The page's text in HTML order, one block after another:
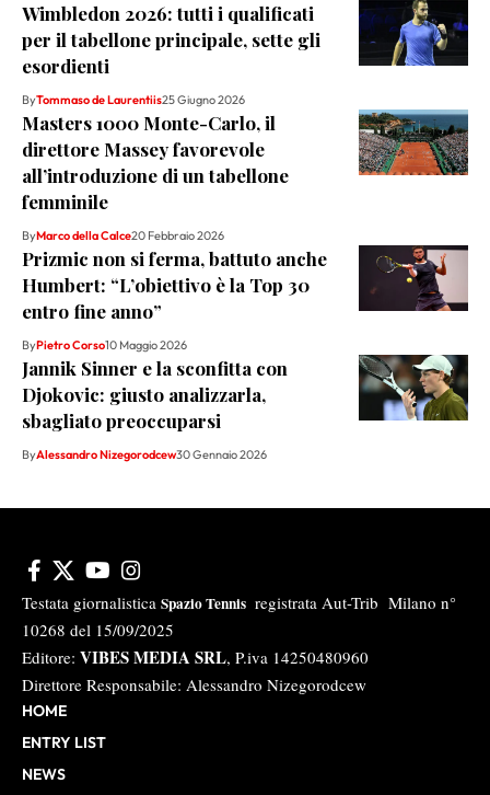
Wimbledon 2026: tutti i qualificati
per il tabellone principale, sette gli
esordienti
ByTommaso de Laurentiis25 Giugno 2026
Masters 1000 Monte-Carlo, il
direttore Massey favorevole
all’introduzione di un tabellone
femminile
ByMarco della Calce20 Febbraio 2026
Prizmic non si ferma, battuto anche
Humbert: “L’obiettivo è la Top 30
entro fine anno”
ByPietro Corso10 Maggio 2026
Jannik Sinner e la sconfitta con
Djokovic: giusto analizzarla,
sbagliato preoccuparsi
ByAlessandro Nizegorodcew30 Gennaio 2026
Testata giornalistica Spazio Tennis registrata Aut-Trib Milano n°
10268 del 15/09/2025
Editore: VIBES MEDIA SRL, P.iva 14250480960
Direttore Responsabile: Alessandro Nizegorodcew
HOME
ENTRY LIST
NEWS